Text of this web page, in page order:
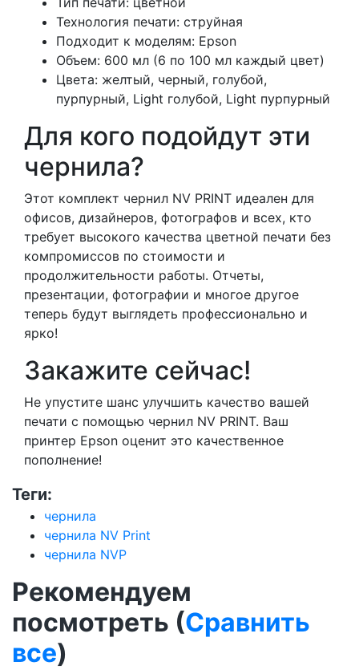
Технология печати: струйная
Подходит к моделям: Epson
Объем: 600 мл (6 по 100 мл каждый цвет)
Цвета: желтый, черный, голубой,
пурпурный, Light голубой, Light пурпурный
Для кого подойдут эти
чернила?
Этот комплект чернил NV PRINT идеален для
офисов, дизайнеров, фотографов и всех, кто
требует высокого качества цветной печати без
компромиссов по стоимости и
продолжительности работы. Отчеты,
презентации, фотографии и многое другое
теперь будут выглядеть профессионально и
ярко!
Закажите сейчас!
Не упустите шанс улучшить качество вашей
печати с помощью чернил NV PRINT. Ваш
принтер Epson оценит это качественное
пополнение!
Теги:
чернила
чернила NV Print
чернила NVP
Рекомендуем
посмотреть (Сравнить
все)